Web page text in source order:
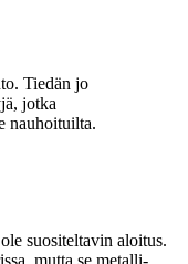
Tiedän jo
jotka
nauhoituilta.
suositeltavin aloitus.